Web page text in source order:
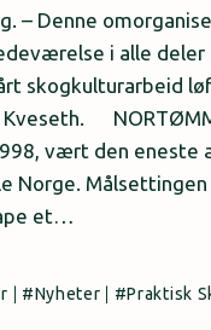
– Denne
i alle deler
skogkulturarbeid
Kveseth.
vært den eneste
Norge. Målsettingen
et…
Nyheter Praktisk